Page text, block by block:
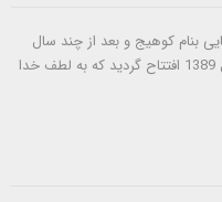
ما از سال 1380 در روستایی بنام کوهیج و بعد از چند سال
فعالیت شعبه دوم در شهرستان بستک در سال 1389 افتتاح گردید که به لطف خدا